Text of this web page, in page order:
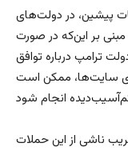
پیشین، در دولت‌های
بر این‌که در صورت
ترامپ درباره توافق
سایت‌ها، ممکن است
ناشی از این حملات